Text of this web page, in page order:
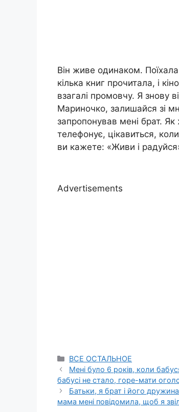
Він живе одинаком.
кілька книг прочитала, і
взагалі промовчу. Я знову
Мариночко, залишайся зі
запропонував мені брат.
телефонує, цікавиться,
ви кажете: «Живи і
Advertisements
Categories
ВСЕ ОСТАЛЬНОЕ
Мені було 6 років, коли
бабусі не стало, горе-мати
Батьки, я брат і його
мама мені повідомила, щоб я